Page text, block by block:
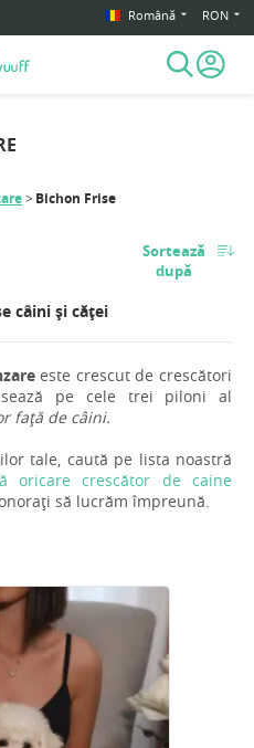
Română RON
Bichon Frise
Sortează
după
câini și căței
este crescut de crescători
pe cele trei piloni al
față de câini.
tale, caută pe lista noastră
oricare crescător de caine
să lucrăm împreună.